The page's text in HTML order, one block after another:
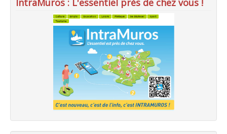
IntraMuros : L'essentiel près de chez vous !